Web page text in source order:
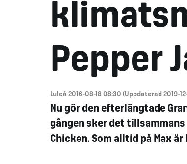
Pepper
Luleå 2016-08-18 08:30 (Uppdaterad 2019-12-
Nu gör den efterlängtade
gången sker det
Chicken. Som alltid på Max